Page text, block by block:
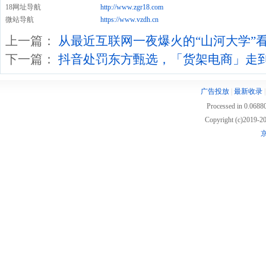
18网址导航
http://www.zgr18.com
微站导航
https://www.vzdh.cn
上一篇： 从最近互联网一夜爆火的“山河大学”
下一篇： 抖音处罚东方甄选，「货架电商」走
广告投放 最新收录
Processed in
Copyright (c)2019-